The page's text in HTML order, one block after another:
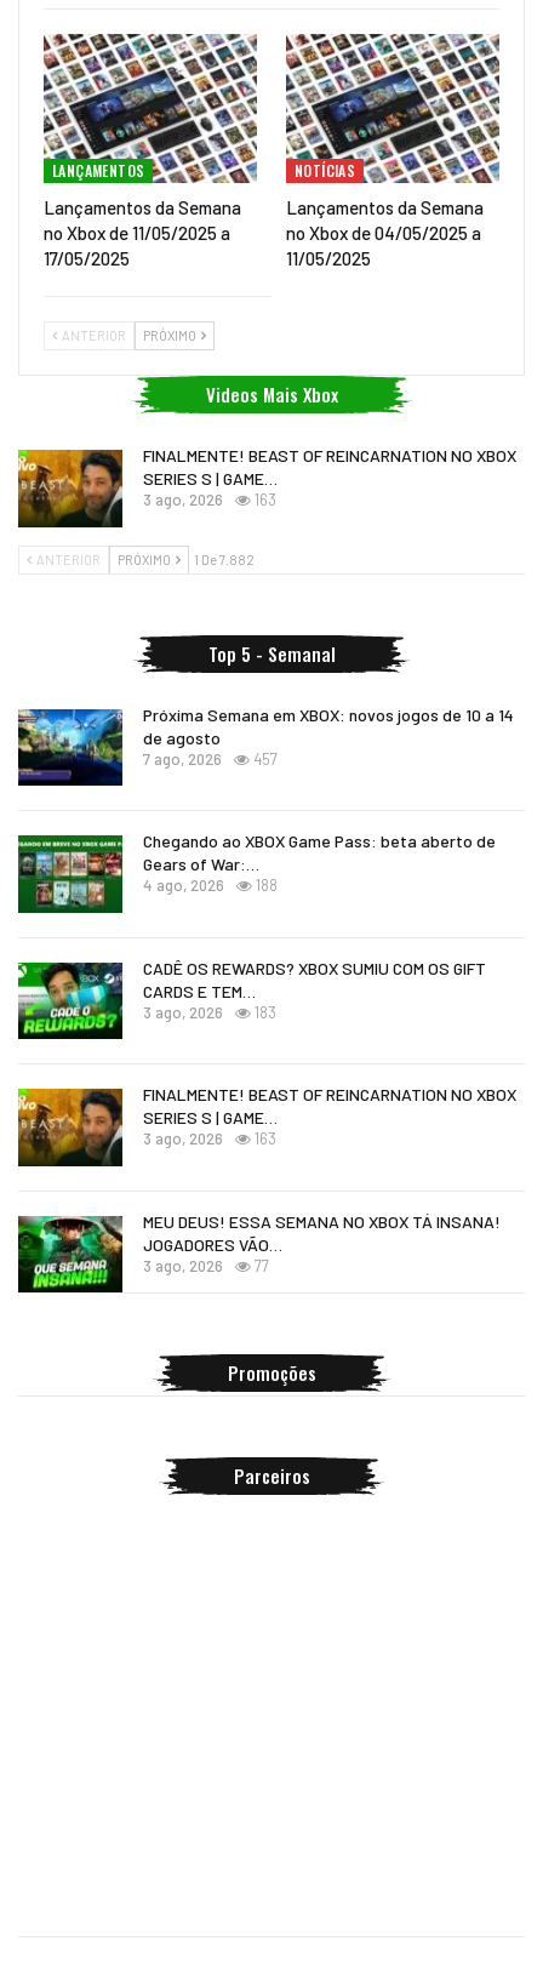
LANÇAMENTOS
Lançamentos da Semana
no Xbox de 11/05/2025 a
17/05/2025
NOTÍCIAS
Lançamentos da Semana
no Xbox de 04/05/2025 a
11/05/2025
ANTERIOR PRÓXIMO
Videos Mais Xbox
FINALMENTE! BEAST OF REINCARNATION NO XBOX
SERIES S | GAME…
3 ago, 2026 163
ANTERIOR PRÓXIMO 1 De 7.882
Top 5 - Semanal
Próxima Semana em XBOX: novos jogos de 10 a 14
de agosto
7 ago, 2026 457
Chegando ao XBOX Game Pass: beta aberto de
Gears of War:…
4 ago, 2026 188
CADÊ OS REWARDS? XBOX SUMIU COM OS GIFT
CARDS E TEM…
3 ago, 2026 183
FINALMENTE! BEAST OF REINCARNATION NO XBOX
SERIES S | GAME…
3 ago, 2026 163
MEU DEUS! ESSA SEMANA NO XBOX TÁ INSANA!
JOGADORES VÃO…
3 ago, 2026 77
Promoções
Parceiros